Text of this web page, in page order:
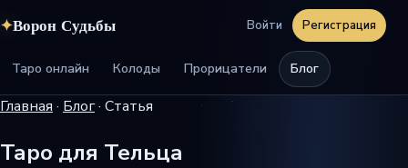
✦Ворон Судьбы
Таро онлайн Колоды Прорицатели Блог
Войти Регистрация
Главная · Блог· Статья
Таро для Тельца